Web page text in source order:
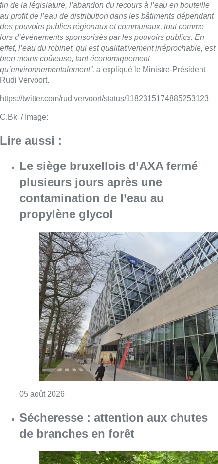
fin de la législature, l’abandon du recours à l’eau en bouteille
au profit de l’eau de distribution dans les bâtiments dépendant
des pouvoirs publics régionaux et communaux, tout comme
lors d’événements sponsorisés par les pouvoirs publics. En
effet, l’eau du robinet, qui est qualitativement irréprochable, est
bien moins coûteuse, tant économiquement
qu’environnementalement”, a expliqué le Ministre-Président
Rudi Vervoort.
https://twitter.com/rudivervoort/status/1182315174885253123
C.Bk. / Image:
Lire aussi :
Le siège bruxellois d’AXA fermé
plusieurs jours après une
contamination de l’eau au
propylène glycol
05 août 2026
Sécheresse : attention aux chutes
de branches en forêt